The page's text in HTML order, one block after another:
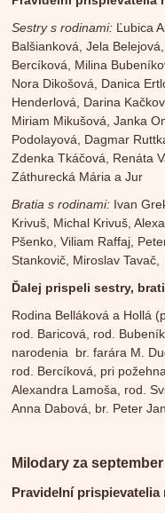
Sestry s rodinami: Ľubica
Balšianková, Jela
Bercíková, Milina
Nora Dikošová, Danica
Henderlová, Darina
Miriam Mikušová, Janka
Podolayová, Dagmar
Zdenka Tkáčová, Renáta
Záthurecká Mária a Jur
Bratia s rodinami: Ivan
Krivuš, Michal Krivuš,
Pšenko, Viliam Raffaj,
Stankovič, Miroslav
Ďalej prispeli sestry,
Rodina Belláková a Hollá
rod. Baricová, rod.
narodenia br. farára M.
rod. Bercíková, pri
Alexandra Lamoša, rod.
Anna Dabová, br. Peter
Milodary za
Pravidelní prispievatelia